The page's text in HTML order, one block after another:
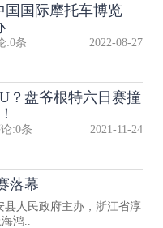
国国际摩托车博览
:0条 2022-08-27
？盘爷根特六日赛撞
:0条 2021-11-24
落幕
县人民政府主办，浙江省淳
鸿..